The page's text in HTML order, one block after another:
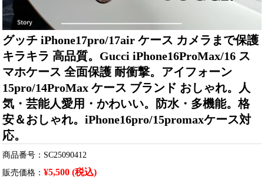
グッチ iPhone17pro/17air ケース カメラまで保護
キラキラ 高品質。Gucci iPhone16ProMax/16 ス
マホケース 全面保護 耐衝撃。アイフォーン
15pro/14ProMax ケース ブランド おしゃれ。人
気・芸能人愛用・かわいい。防水・多機能。格
安＆おしゃれ。iPhone16pro/15promaxケース対
応。
商品番号：SC25090412
販売価格：¥5,500 (税込)